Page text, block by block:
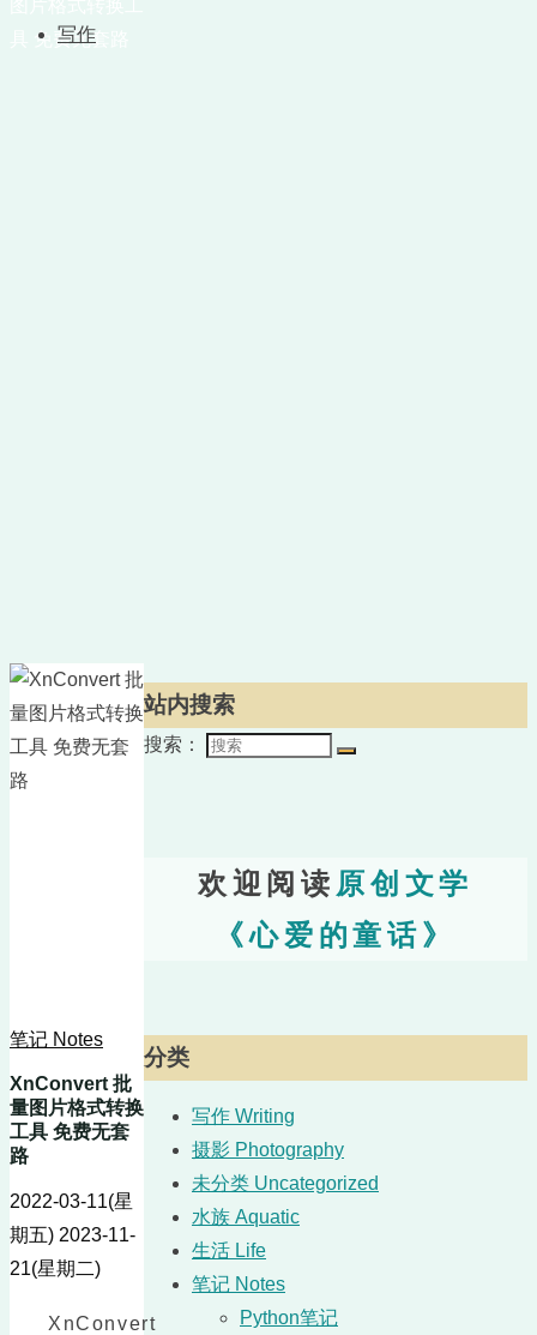
写作
具 免费无套路
笔记 Notes
XnConvert 批
量图片格式转换
工具 免费无套
路
2022-03-11(星
期五) 2023-11-
21(星期二)
XnConvert
站内搜索
搜索：
欢迎阅读 原创文学
《心爱的童话》
分类
写作 Writing
摄影 Photography
未分类 Uncategorized
水族 Aquatic
生活 Life
笔记 Notes
Python笔记